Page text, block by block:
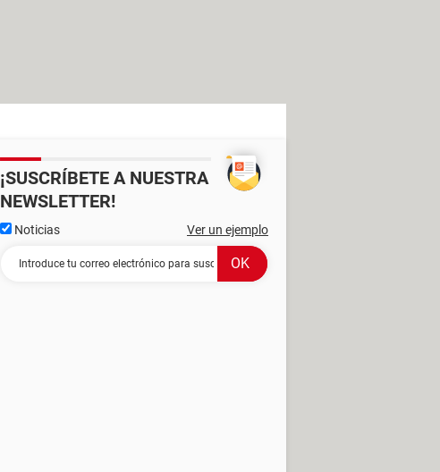
¡SUSCRÍBETE A NUESTRA
NEWSLETTER!
Noticias Ver un ejemplo